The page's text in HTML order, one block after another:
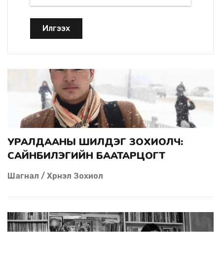
Илгээх
УРАЛДААНЫ ШИЛДЭГ ЗОХИОЛЧ:
САЙНБИЛЭГИЙН БААТАРЦОГТ
Шагнал / Хүүрнэл Зохиол